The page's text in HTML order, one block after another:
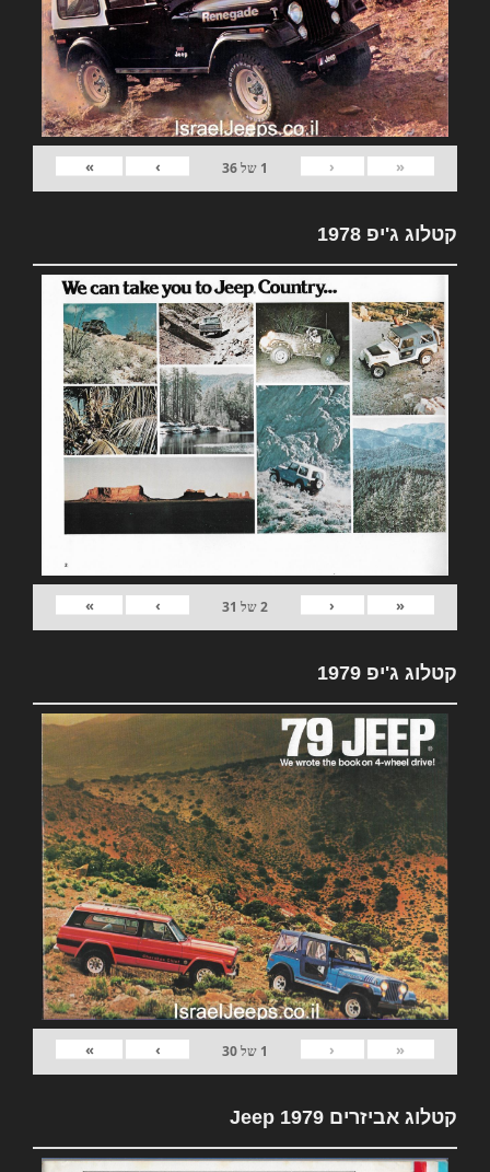
«
‹
1 של36
›
»
קטלוג ג'יפ 1978
«
‹
2של 31
›
»
קטלוג ג'יפ 1979
«
‹
1 של30
›
»
קטלוג אביזרים 1979 Jeep